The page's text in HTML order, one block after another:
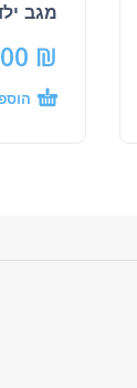
מגב
₪